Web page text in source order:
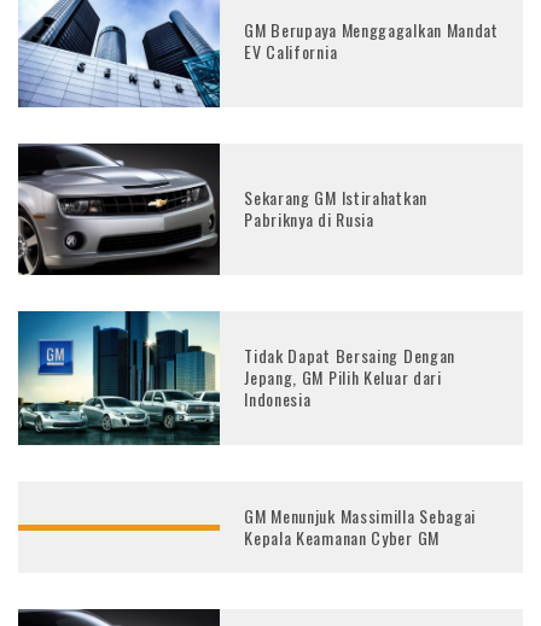
GM Berupaya Menggagalkan Mandat
EV California
Sekarang GM Istirahatkan
Pabriknya di Rusia
Tidak Dapat Bersaing Dengan
Jepang, GM Pilih Keluar dari
Indonesia
GM Menunjuk Massimilla Sebagai
Kepala Keamanan Cyber GM